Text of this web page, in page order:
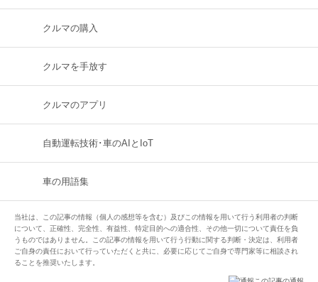
クルマの購入
クルマを手放す
クルマのアプリ
自動運転技術･車のAIとIoT
車の用語集
当社は、この記事の情報（個人の感想等を含む）及びこの情報を用いて行う利用者の判断
について、正確性、完全性、有益性、特定目的への適合性、その他一切について責任を負
うものではありません。この記事の情報を用いて行う行動に関する判断・決定は、利用者
ご自身の責任において行っていただくと共に、必要に応じてご自身で専門家等に相談され
ることを推奨いたします。